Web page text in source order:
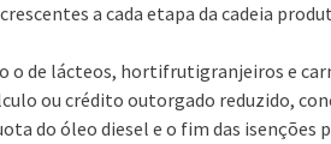
a cada etapa da cadeia
o de lácteos, hortifrutigranjeiros e
ou crédito outorgado reduzido,
do óleo diesel e o fim das isenções